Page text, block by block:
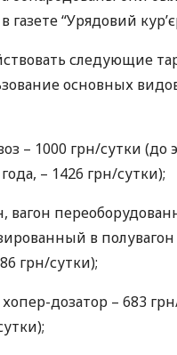
газете “Урядовий
следующие
основных
– 1000 грн/сутки (до
– 1426 грн/сутки);
вагон
в полувагон
грн/сутки);
дозатор – 683